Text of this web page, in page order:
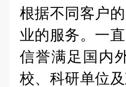
根据不同客户
业的服务。一
信誉满足国内
校、科研单位